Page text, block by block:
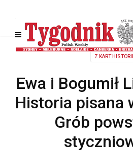
Z KART HISTORII
Ewa i Bogumił
Historia pisana
Grób